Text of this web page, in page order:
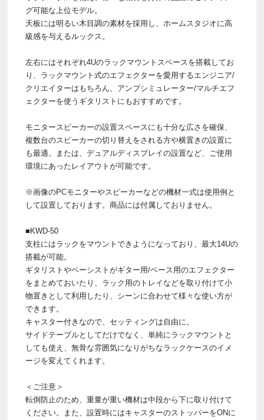
グ可能な上位モデル。
天板には明るい木目調の素材を採用し、ホームスタジオに高
級感を与えるルックス。
左右にはそれぞれ4Uのラックマウントスペースを搭載してお
り、ラックマウント式のエフェクターを愛用するエンジニア/
クリエイターはもちろん、アンプシミュレーター/マルチエフ
ェクターを使うギタリストにもおすすめです。
モニタースピーカーの設置スペースにも十分な広さを確保、
複数台のスピーカーの切り替えをされる方や横置きの設置に
も最適。または、デュアルディスプレイの設置など、ご使用
環境にあったレイアウトが可能です。
※画像のPCモニターやスピーカーなどの機材一式は使用例と
して設置しております。商品には付属しておりません。
■KWD-50
支柱にはラックをマウントできようになっており、最大14Uの
搭載が可能。
ギタリストやベーシストがギター用/ベース用のエフェクター
をまとめておいたり、ラック用のトレイなどを取り付けて小
物置きとして利用したり、シーンに合わせて様々な使い方が
できます。
キャスター付きなので、セッティングは自由に。
サイドテーブルとしてだけでなく、単純にラックマウントと
しても使え、無骨な雰囲気になりがちなラックケースのイメ
ージを変えてくれます。
＜ご注意＞
転倒防止のため、重量が重い機材は中段から下に取り付けて
ください。また、設置時にはキャスターのストッパーをONに